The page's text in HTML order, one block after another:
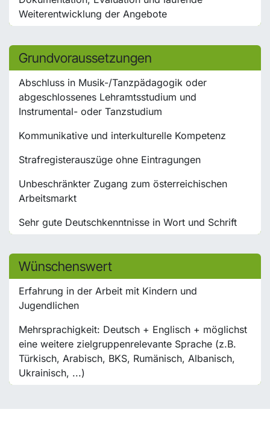
Weiterentwicklung der Angebote
Grundvoraussetzungen
Abschluss in Musik-/Tanzpädagogik oder
abgeschlossenes Lehramtsstudium und
Instrumental- oder Tanzstudium
Kommunikative und interkulturelle Kompetenz
Strafregisterauszüge ohne Eintragungen
Unbeschränkter Zugang zum österreichischen
Arbeitsmarkt
Sehr gute Deutschkenntnisse in Wort und Schrift
Wünschenswert
Erfahrung in der Arbeit mit Kindern und
Jugendlichen
Mehrsprachigkeit: Deutsch + Englisch + möglichst
eine weitere zielgruppenrelevante Sprache (z.B.
Türkisch, Arabisch, BKS, Rumänisch, Albanisch,
Ukrainisch, ...)